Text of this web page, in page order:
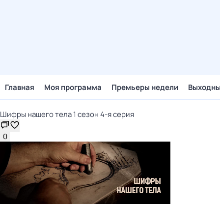
Главная Моя программа Премьеры недели
Шифры нашего тела 1 сезон 4-я серия
0